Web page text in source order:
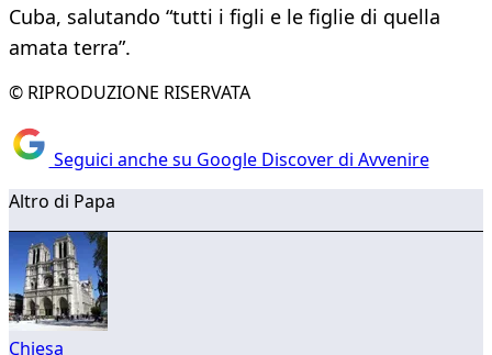
Cuba, salutando “tutti i figli e le figlie di quella
amata terra”.
© RIPRODUZIONE RISERVATA
Seguici anche su Google Discover di Avvenire
Altro di Papa
Chiesa